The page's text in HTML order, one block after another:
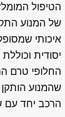
הטיפול
של המנוע
איכותי
יסודית
החלופי טרם
שהמנוע
הרכב יחד עם